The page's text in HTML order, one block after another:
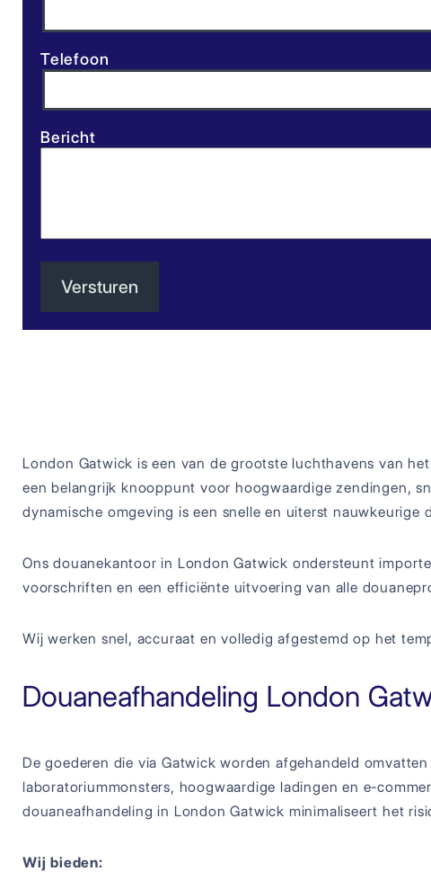
Telefoon
Bericht
London Gatwick is een van de grootste luchthavens van
een belangrijk knooppunt voor hoogwaardige zendingen,
dynamische omgeving is een snelle en uiterst
Ons douanekantoor in London Gatwick ondersteunt
voorschriften en een efficiënte uitvoering van alle
Wij werken snel, accuraat en volledig afgestemd op het
Douaneafhandeling London
De goederen die via Gatwick worden afgehandeld
laboratoriummonsters, hoogwaardige ladingen en e-
douaneafhandeling in London Gatwick minimaliseert het
Wij bieden: